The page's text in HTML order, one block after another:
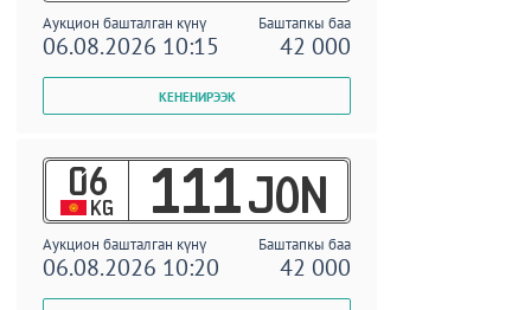
Аукцион башталган күнү Баштапкы баа
06.08.2026 10:15 42 000
06
KG 111 JON
Аукцион башталган күнү Баштапкы баа
06.08.2026 10:20 42 000